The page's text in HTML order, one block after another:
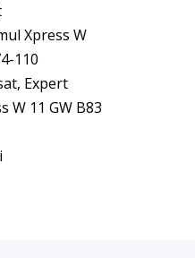
Xpress W
110
Expert
W 11 GW B83